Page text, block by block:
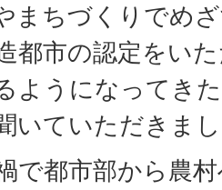
まちづくりでめ
都市の認定をい
ようになってき
いていただきま
で都市部から農